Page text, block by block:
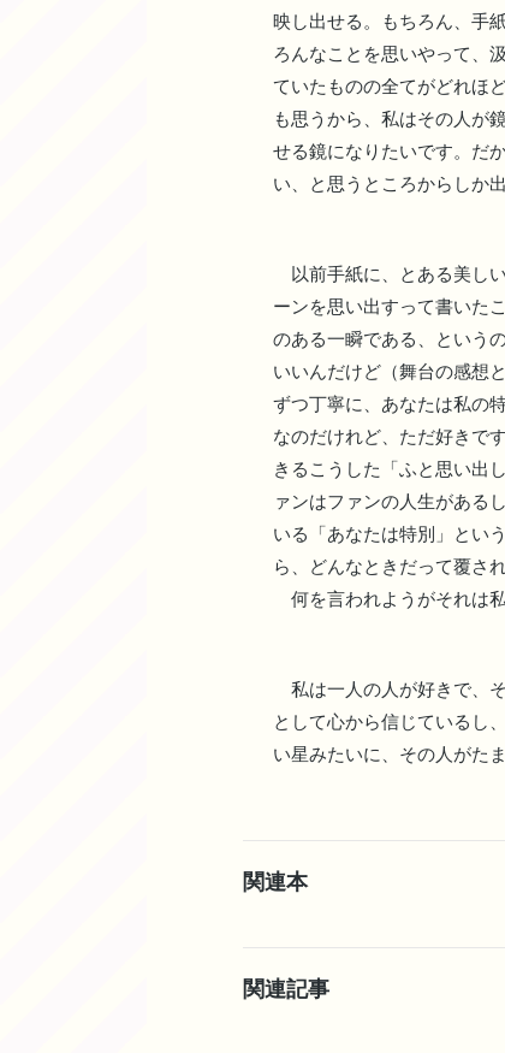
映し出せる。もちろん、手
ろんなことを思いやって、
ていたものの全てがどれほ
も思うから、私はその人が
せる鏡になりたいです。だ
い、と思うところからしか
以前手紙に、とある美し
ーンを思い出すって書いた
のある一瞬である、という
いいんだけど（舞台の感想
ずつ丁寧に、あなたは私の
なのだけれど、ただ好きで
きるこうした「ふと思い出
ァンはファンの人生がある
いる「あなたは特別」とい
ら、どんなときだって覆さ
何を言われようがそれは
私は一人の人が好きで、
として心から信じているし
い星みたいに、その人がた
関連本
関連記事